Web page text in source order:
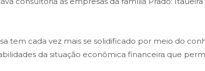
tem cada vez mais se solidificado por meio do
da situação econômica financeira que